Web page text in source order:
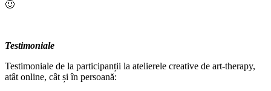
🙂
Testimoniale
Testimoniale de la participanții la atelierele creative de art-therapy,
atât online, cât și în persoană: